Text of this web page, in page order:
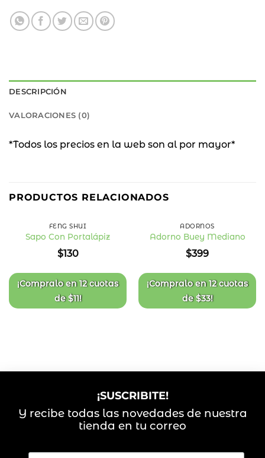
DESCRIPCIÓN
VALORACIONES (0)
*Todos los precios en la web son al por mayor*
PRODUCTOS RELACIONADOS
de
deseos
FENG SHUI
Sapo Con Portalápiz
$130
¡Compralo en12 cuotas
de$11!
de
deseos
ADORNOS
Adorno Buey Mediano
$399
¡Compralo en12 cuotas
de$33!
¡SUSCRIBITE!
Y recibe todas las novedades de nuestra
tienda en tu correo